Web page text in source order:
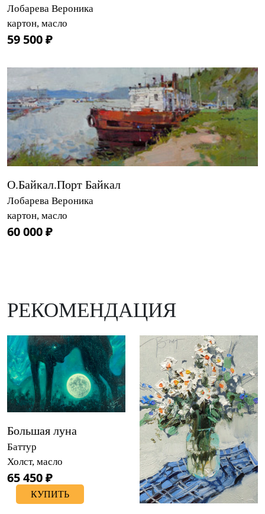
Лобарева Вероника
картон, масло
59 500 ₽
О.Байкал.Порт Байкал
Лобарева Вероника
картон, масло
60 000 ₽
РЕКОМЕНДАЦИЯ
Большая луна
Баттур
Холст, масло
65 450 ₽
КУПИТЬ